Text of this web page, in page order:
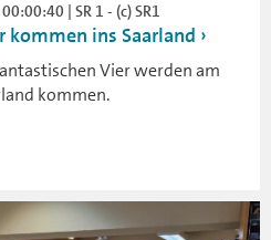
| SR 1 - (c) SR1
kommen ins Saarland
Vier werden am
kommen.